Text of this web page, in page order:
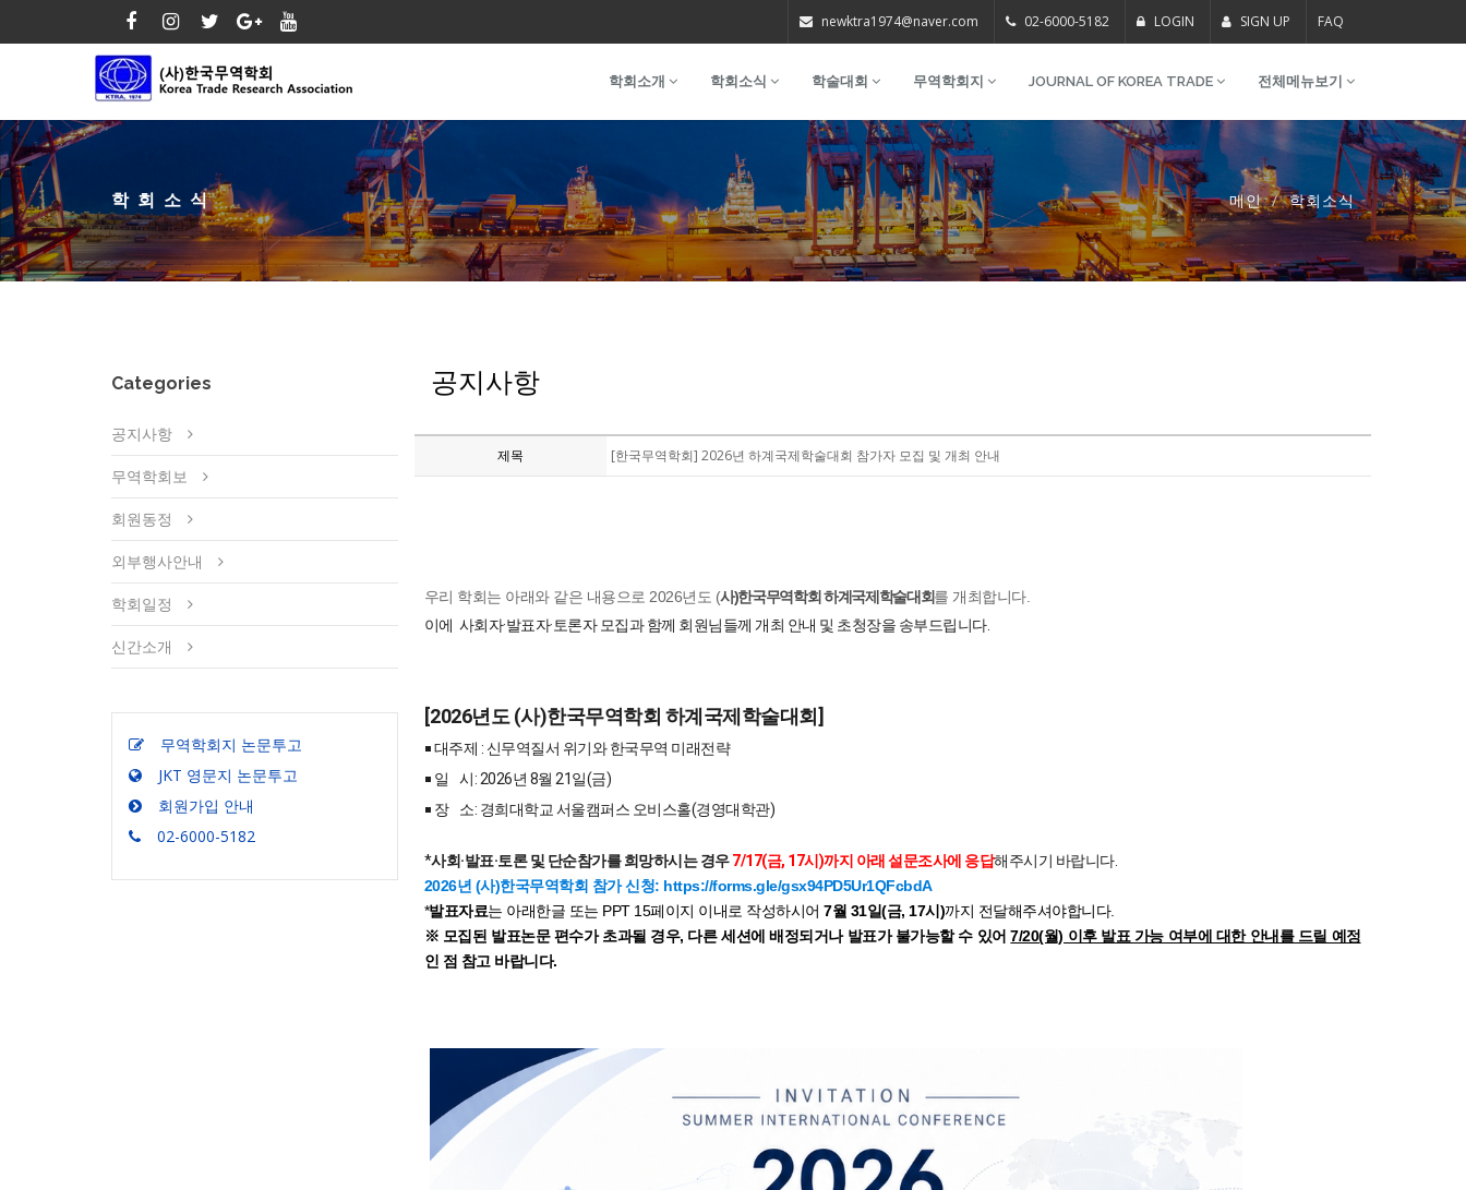
newktra1974@naver.com 02-6000-5182 LOGIN SIGN UP FAQ
학회소개 학회소식 학술대회 무역학회지 JOURNAL OF KOREA TRADE 전체메뉴보기
학회소식 메인 학회소식
Categories
공지사항
무역학회보
회원동정
외부행사안내
학회일정
신간소개
무역학회지 논문투고
JKT 영문지 논문투고
회원가입 안내
02-6000-5182
공지사항
제목 [한국무역학회] 2026년 하계국제학술대회 참가자 모집 및 개최 안내
우리 학회는 아래와 같은 내용으로 2026년도 (사)한국무역학회 하계국제학술대회를 개최합니다.
이에 사회자·발표자·토론자 모집과 함께 회원님들께 개최 안내 및 초청장을 송부드립니다.
[2026년도 (사)한국무역학회 하계국제학술대회]
￭ 대주제 : 신무역질서 위기와 한국무역 미래전략
￭ 일 시: 2026년 8월 21일(금)
￭ 장 소: 경희대학교 서울캠퍼스 오비스홀(경영대학관)
*사회·발표·토론 및 단순참가를 희망하시는 경우7/17(금, 17시)까지 아래 설문조사에 응답해주시기 바랍니다.
2026년 (사)한국무역학회 참가 신청: https://forms.gle/gsx94PD5Ur1QFcbdA
*발표자료는 아래한글 또는 PPT 15페이지 이내로 작성하시어 7월 31일(금, 17시 )까지 전달해주셔야합니다.
※ 모집된 발표논문 편수가 초과될 경우, 다른 세션에 배정되거나 발표가 불가능할 수 있어7/20(월) 이후 발표 가능 여부에 대한 안내를 드릴 예정
인 점 참고 바랍니다.